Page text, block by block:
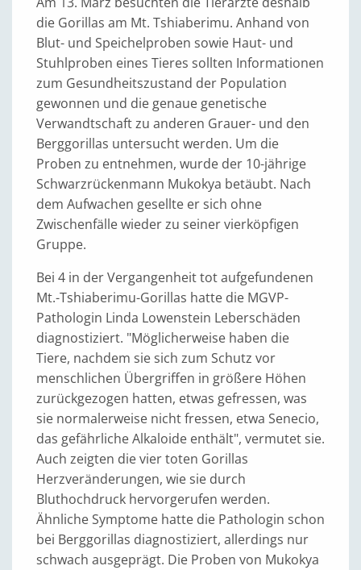
die Gorillas am Mt. Tshiaberimu. Anhand von
Blut- und Speichelproben sowie Haut- und
Stuhlproben eines Tieres sollten Informationen
zum Gesundheitszustand der Population
gewonnen und die genaue genetische
Verwandtschaft zu anderen Grauer- und den
Berggorillas untersucht werden. Um die
Proben zu entnehmen, wurde der 10-jährige
Schwarzrückenmann Mukokya betäubt. Nach
dem Aufwachen gesellte er sich ohne
Zwischenfälle wieder zu seiner vierköpfigen
Gruppe.
Bei 4 in der Vergangenheit tot aufgefundenen
Mt.-Tshiaberimu-Gorillas hatte die MGVP-
Pathologin Linda Lowenstein Leberschäden
diagnostiziert. "Möglicherweise haben die
Tiere, nachdem sie sich zum Schutz vor
menschlichen Übergriffen in größere Höhen
zurückgezogen hatten, etwas gefressen, was
sie normalerweise nicht fressen, etwa Senecio,
das gefährliche Alkaloide enthält", vermutet sie.
Auch zeigten die vier toten Gorillas
Herzveränderungen, wie sie durch
Bluthochdruck hervorgerufen werden.
Ähnliche Symptome hatte die Pathologin schon
bei Berggorillas diagnostiziert, allerdings nur
schwach ausgeprägt. Die Proben von Mukokya